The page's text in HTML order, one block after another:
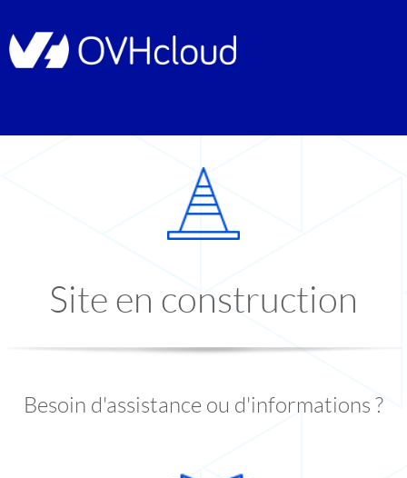
Site en construction
Besoin d'assistance ou d'informations ?